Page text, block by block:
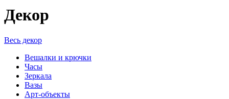
Декор
Весь декор
Вешалки и крючки
Часы
Зеркала
Вазы
Арт-объекты